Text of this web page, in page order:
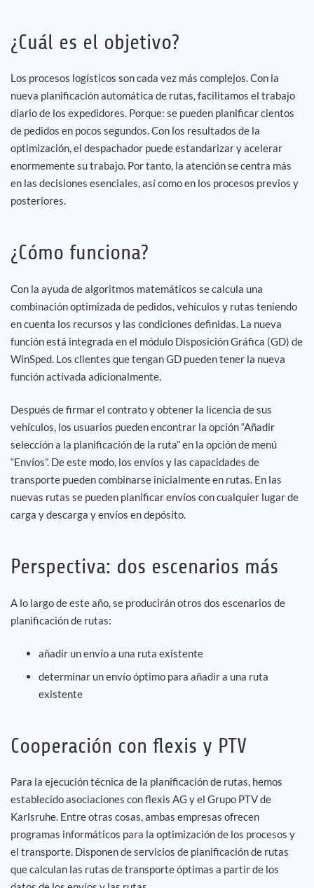
¿Cuál es el objetivo?
Los procesos logísticos son cada vez más complejos. Con la
nueva planificación automática de rutas, facilitamos el trabajo
diario de los expedidores. Porque: se pueden planificar cientos
de pedidos en pocos segundos. Con los resultados de la
optimización, el despachador puede estandarizar y acelerar
enormemente su trabajo. Por tanto, la atención se centra más
en las decisiones esenciales, así como en los procesos previos y
posteriores.
¿Cómo funciona?
Con la ayuda de algoritmos matemáticos se calcula una
combinación optimizada de pedidos, vehículos y rutas teniendo
en cuenta los recursos y las condiciones definidas. La nueva
función está integrada en el módulo Disposición Gráfica (GD) de
WinSped. Los clientes que tengan GD pueden tener la nueva
función activada adicionalmente.
Después de firmar el contrato y obtener la licencia de sus
vehículos, los usuarios pueden encontrar la opción “Añadir
selección a la planificación de la ruta” en la opción de menú
“Envíos”. De este modo, los envíos y las capacidades de
transporte pueden combinarse inicialmente en rutas. En las
nuevas rutas se pueden planificar envíos con cualquier lugar de
carga y descarga y envíos en depósito.
Perspectiva: dos escenarios más
A lo largo de este año, se producirán otros dos escenarios de
planificación de rutas:
añadir un envío a una ruta existente
determinar un envío óptimo para añadir a una ruta
existente
Cooperación con flexis y PTV
Para la ejecución técnica de la planificación de rutas, hemos
establecido asociaciones con flexis AG y el Grupo PTV de
Karlsruhe. Entre otras cosas, ambas empresas ofrecen
programas informáticos para la optimización de los procesos y
el transporte. Disponen de servicios de planificación de rutas
que calculan las rutas de transporte óptimas a partir de los